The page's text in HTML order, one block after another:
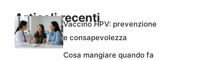
Articoli recentiVaccino HPV: prevenzione
e consapevolezza
Cosa mangiare quando fa